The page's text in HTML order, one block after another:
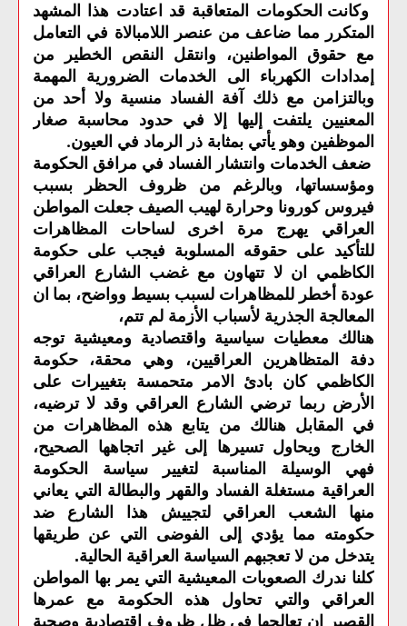
وكانت الحكومات المتعاقبة قد اعتادت هذا المشهد
المتكرر مما ضاعف من عنصر اللامبالاة في التعامل
مع حقوق المواطنين، وانتقل النقص الخطير من
إمدادات الكهرباء الى الخدمات الضرورية المهمة
وبالتزامن مع ذلك آفة الفساد منسية ولا أحد من
المعنيين يلتفت إليها إلا في حدود محاسبة صغار
الموظفين وهو يأتي بمثابة ذر الرماد في العيون.
ضعف الخدمات وانتشار الفساد في مرافق الحكومة
ومؤسساتها، وبالرغم من ظروف الحظر بسبب
فيروس كورونا وحرارة لهيب الصيف جعلت المواطن
العراقي يهرج مرة اخرى لساحات المظاهرات
للتأكيد على حقوقه المسلوبة فيجب على حكومة
الكاظمي ان لا تتهاون مع غضب الشارع العراقي
عودة أخطر للمظاهرات لسبب بسيط وواضح، بما ان
المعالجة الجذرية لأسباب الأزمة لم تتم،
هنالك معطيات سياسية واقتصادية ومعيشية توجه
دفة المتظاهرين العراقيين، وهي محقة، حكومة
الكاظمي كان بادئ الامر متحمسة بتغييرات على
الأرض ربما ترضي الشارع العراقي وقد لا ترضيه،
في المقابل هنالك من يتابع هذه المظاهرات من
الخارج ويحاول تسيرها إلى غير اتجاهها الصحيح،
فهي الوسيلة المناسبة لتغيير سياسة الحكومة
العراقية مستغلة الفساد والقهر والبطالة التي يعاني
منها الشعب العراقي لتجييش هذا الشارع ضد
حكومته مما يؤدي إلى الفوضى التي عن طريقها
يتدخل من لا تعجبهم السياسة العراقية الحالية.
كلنا ندرك الصعوبات المعيشية التي يمر بها المواطن
العراقي والتي تحاول هذه الحكومة مع عمرها
القصير ان تعالجها في ظل ظروف اقتصادية وصحية